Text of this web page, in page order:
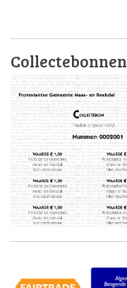
Collectebonnen